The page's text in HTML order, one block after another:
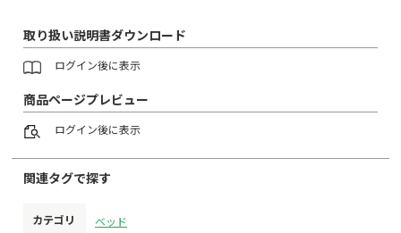
取り扱い説明書ダウンロード
ログイン後に表示
商品ページプレビュー
ログイン後に表示
関連タグで探す
カテゴリ ベッド